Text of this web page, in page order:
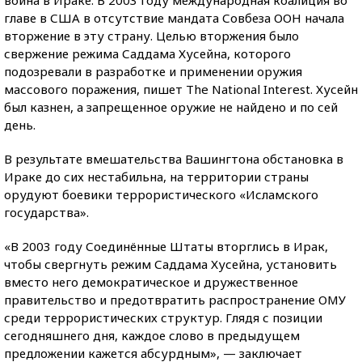
главе в США в отсутствие мандата Совбеза ООН начала
вторжение в эту страну. Целью вторжения было
свержение режима Саддама Хусейна, которого
подозревали в разработке и применении оружия
массового поражения, пишет The National Interest. Хусейн
был казнен, а запрещенное оружие не найдено и по сей
день.
В результате вмешательства Вашингтона обстановка в
Ираке до сих нестабильна, на территории страны
орудуют боевики террористического «Исламского
государства».
«В 2003 году Соединённые Штаты вторглись в Ирак,
чтобы свергнуть режим Саддама Хусейна, установить
вместо него демократическое и дружественное
правительство и предотвратить распространение ОМУ
среди террористических структур. Глядя с позиции
сегодняшнего дня, каждое слово в предыдущем
предложении кажется абсурдным», — заключает